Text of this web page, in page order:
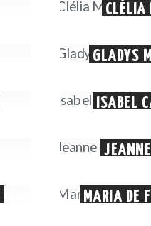
CLÉLIA
GLADYS
ISABEL
MARIA DE